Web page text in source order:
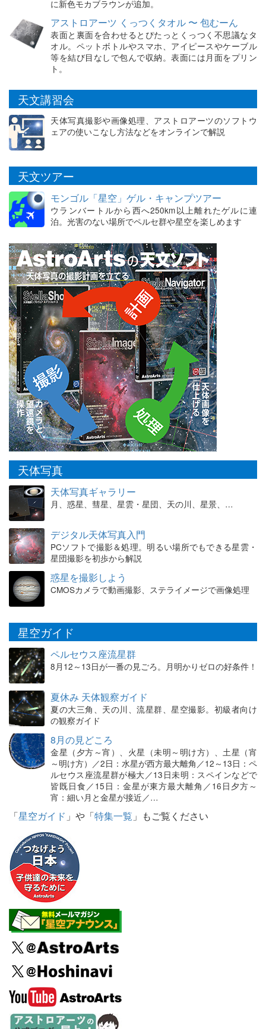
に新色モカブラウンが追加。
アストロアーツ くっつくタオル 〜 包むーん
表面と裏面を合わせるとぴたっとくっつく不思議なタ
オル。ペットボトルやスマホ、アイピースやケーブル
等を結び目なしで包んで収納。表面には月面をプリン
ト。
天文講習会
天体写真撮影や画像処理、アストロアーツのソフトウ
ェアの使いこなし方法などをオンラインで解説
天文ツアー
モンゴル「星空」ゲル・キャンプツアー
ウランバートルから西へ250km以上離れたゲルに連
泊。光害のない場所でペルセ群や星空を楽しめます
天体写真
天体写真ギャラリー
月、惑星、彗星、星雲・星団、天の川、星景、…
デジタル天体写真入門
PCソフトで撮影＆処理。明るい場所でもできる星雲・
星団撮影を初歩から解説
惑星を撮影しよう
CMOSカメラで動画撮影、ステライメージで画像処理
星空ガイド
ペルセウス座流星群
8月12～13日が一番の見ごろ。月明かりゼロの好条件！
夏休み 天体観察ガイド
夏の大三角、天の川、流星群、星空撮影。初級者向け
の観察ガイド
8月の見どころ
金星（夕方～宵）、火星（未明～明け方）、土星（宵
～明け方）／2日：水星が西方最大離角／12～13日：ペ
ルセウス座流星群が極大／13日未明：スペインなどで
皆既日食／15日：金星が東方最大離角／16日夕方～
宵：細い月と金星が接近／…
「星空ガイド 」や「特集一覧 」もご覧ください